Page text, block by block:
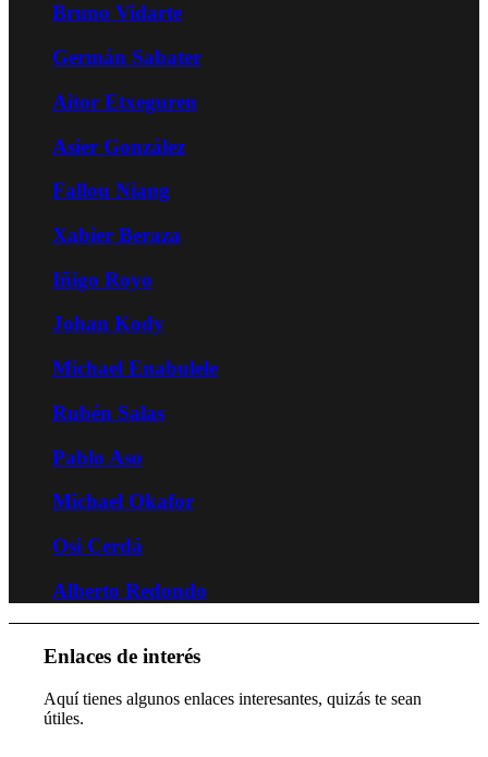
Bruno Vidarte
Germán Sabater
Aitor Etxeguren
Asier González
Fallou Niang
Xabier Beraza
Iñigo Royo
Johan Kody
Michael Enabulele
Rubén Salas
Pablo Aso
Michael Okafor
Osi Cerdá
Alberto Redondo
Enlaces de interés
Aquí tienes algunos enlaces interesantes, quizás te sean
útiles.